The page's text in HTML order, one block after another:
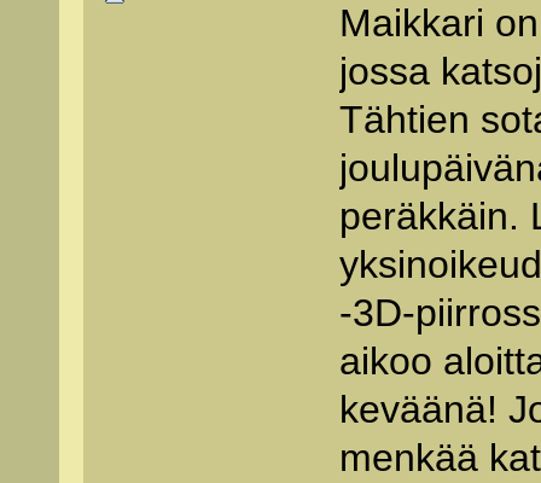
Maikkari
jossa
Tähtien
peräkkäin.
-3D-
aikoo
keväänä!
menkää